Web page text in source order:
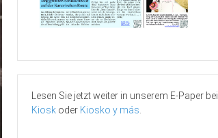
Lesen Sie jetzt weiter in unserem E-Paper bei
Kiosk oder Kiosko y más